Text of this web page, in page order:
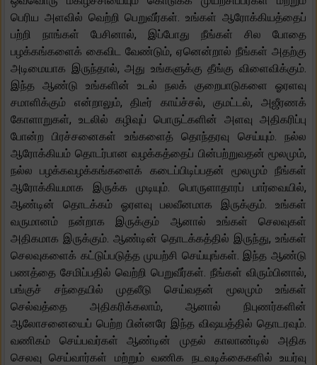
பெரிய அளவில் வெற்றி பெறுவீர்கள். உங்கள் ஆரோக்கியத்தைப்
பற்றி நாங்கள் பேசினால், இப்போது நீங்கள் சில போதை
பழக்கங்களைக் கைவிட வேண்டும், ஏனென்றால் நீங்கள் அதற்கு
அடிமையாக இருந்தால், அது உங்களுக்கு தீங்கு விளைவிக்கும்.
இந்த ஆண்டு உங்களின் உடல் நலக் குறைபாடுகளை ஓரளவு
சமாளிக்கும் என்றாலும், திடீர் காய்ச்சல், குமட்டல், அஜீரணக்
கோளாறுகள், உடலில் கழிவுப் பொருட்களின் அளவு அதிகரிப்பு
போன்ற பிரச்சனைகள் உங்களைத் தொந்தரவு செய்யும். நல்ல
ஆரோக்கியம் தொடர்பான வழக்கத்தைப் பின்பற்றுவதன் மூலமும்,
நல்ல பழக்கவழக்கங்களைக் கடைப்பிடிப்பதன் மூலமும் நீங்கள்
ஆரோக்கியமாக இருக்க முடியும். பொருளாதாரப் பார்வையில்,
ஆண்டின் தொடக்கம் ஓரளவு பலவீனமாக இருக்கும். உங்கள்
வருமானம் நன்றாக இருக்கும் ஆனால் உங்கள் செலவுகள்
அதிகமாக இருக்கும். ஆண்டின் தொடக்கத்தில் இருந்து, உங்கள்
செலவுகளைக் கட்டுப்படுத்த முயற்சி செய்யுங்கள். இந்த ஆண்டு
பணத்தை சேமிப்பதில் வெற்றி பெறுவீர்கள். நீங்கள் விரும்பினால்,
பங்குச் சந்தையில் முதலீடு செய்வதன் மூலமும் உங்கள்
செல்வத்தை அதிகரிக்கலாம், ஆனால் நிபுணர்களின்
ஆலோசனையைப் பெற்ற பின்னரே இந்த விஷயத்தில் தொடரவும்.
வணிகம் செய்பவர்கள் ஆண்டின் முதல் காலாண்டில் அதிக
செலவு செய்வார்கள் மற்றும் வணிக நடவடிக்கைகளில் உயர்வு